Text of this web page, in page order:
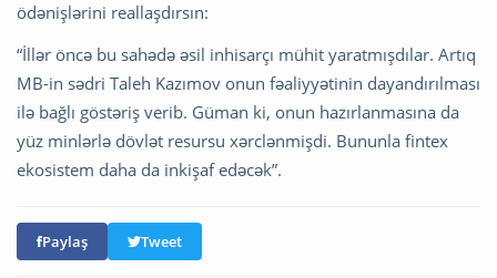
ödənişlərini reallaşdırsın:
“İllər öncə bu sahədə əsil inhisarçı mühit yaratmışdılar. Artıq
MB-in sədri Taleh Kazımov onun fəaliyyətinin dayandırılması
ilə bağlı göstəriş verib. Güman ki, onun hazırlanmasına da
yüz minlərlə dövlət resursu xərclənmişdi. Bununla fintex
ekosistem daha da inkişaf edəcək”.
Paylaş Tweet